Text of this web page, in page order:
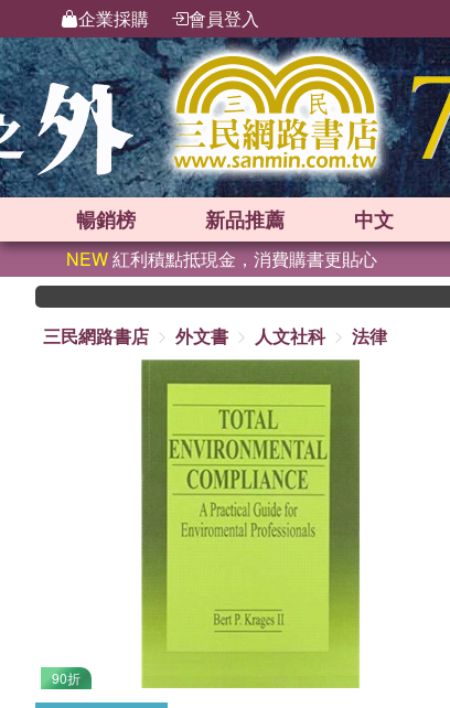
企業採購 會員登入
暢銷榜 新品推薦 中文
NEW紅利積點抵現金，消費購書更貼心
三民網路書店
外文書 人文社科 法律
90折